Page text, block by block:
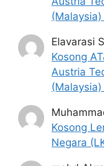
Elavarasi
Kosong
Austria
Kosong
Negara